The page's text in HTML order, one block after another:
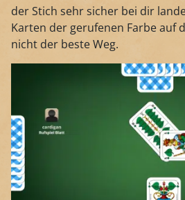
der Stich sehr sicher bei dir
Karten der gerufenen Farbe auf
nicht der beste Weg.